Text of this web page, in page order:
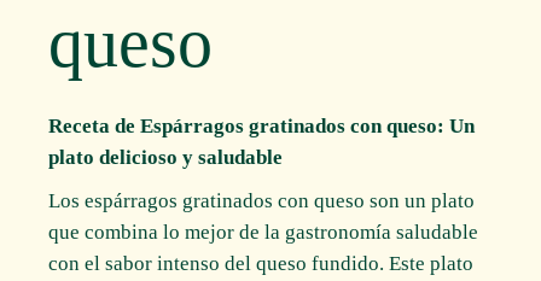
queso
Receta de Espárragos gratinados con queso: Un
plato delicioso y saludable
Los espárragos gratinados con queso son un plato
que combina lo mejor de la gastronomía saludable
con el sabor intenso del queso fundido. Este plato